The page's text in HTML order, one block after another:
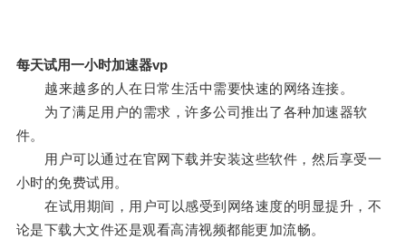
每天试用一小时加速器vp
越来越多的人在日常生活中需要快速的网络连接。
为了满足用户的需求，许多公司推出了各种加速器软
件。
用户可以通过在官网下载并安装这些软件，然后享受一
小时的免费试用。
在试用期间，用户可以感受到网络速度的明显提升，不
论是下载大文件还是观看高清视频都能更加流畅。